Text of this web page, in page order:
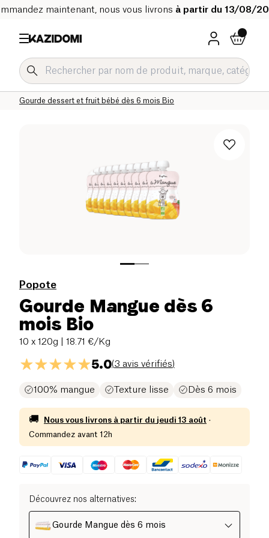
maintenant, nous vous livrons à partir du 13/08/
Gourde dessert et fruit bébé dès 6 mois Bio
Gourde dessert et fruit bébé Bio
Bébé & Enfant
Notre catalogue bio
Accueil
Popote
Gourde Mangue dès 6
mois Bio
10 x 120g | 18.71 €/Kg
5.0(3 avis vérifiés)
100% mangue Texture lisse Dès 6 mois
🚚 Nous vous livrons à partir du jeudi 13 août ·
Commandez avant 12h
Découvrez nos alternatives:
Gourde Mangue dès 6 mois